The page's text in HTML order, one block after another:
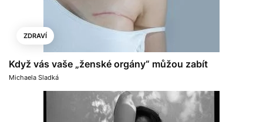
ZDRAVÍ
Když vás vaše „ženské orgány“ můžou zabít
Michaela Sladká